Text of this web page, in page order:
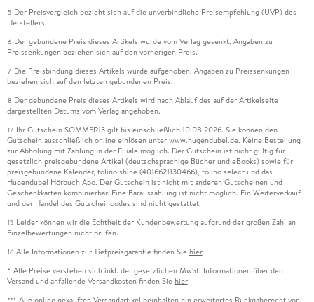
5 Der Preisvergleich bezieht sich auf die unverbindliche Preisempfehlung (UVP) des
Herstellers.
6 Der gebundene Preis dieses Artikels wurde vom Verlag gesenkt. Angaben zu
Preissenkungen beziehen sich auf den vorherigen Preis.
7 Die Preisbindung dieses Artikels wurde aufgehoben. Angaben zu Preissenkungen
beziehen sich auf den letzten gebundenen Preis.
8 Der gebundene Preis dieses Artikels wird nach Ablauf des auf der Artikelseite
dargestellten Datums vom Verlag angehoben.
12 Ihr Gutschein SOMMER13 gilt bis einschließlich 10.08.2026. Sie können den
Gutschein ausschließlich online einlösen unter www.hugendubel.de. Keine Bestellung
zur Abholung mit Zahlung in der Filiale möglich. Der Gutschein ist nicht gültig für
gesetzlich preisgebundene Artikel (deutschsprachige Bücher und eBooks) sowie für
preisgebundene Kalender, tolino shine (4016621130466), tolino select und das
Hugendubel Hörbuch Abo. Der Gutschein ist nicht mit anderen Gutscheinen und
Geschenkkarten kombinierbar. Eine Barauszahlung ist nicht möglich. Ein Weiterverkauf
und der Handel des Gutscheincodes sind nicht gestattet.
15 Leider können wir die Echtheit der Kundenbewertung aufgrund der großen Zahl an
Einzelbewertungen nicht prüfen.
16 Alle Informationen zur Tiefpreisgarantie finden Sie hier
* Alle Preise verstehen sich inkl. der gesetzlichen MwSt. Informationen über den
Versand und anfallende Versandkosten finden Sie hier